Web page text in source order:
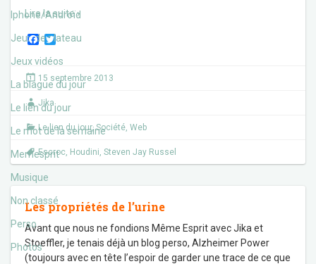
Iphone/Androïd
Jeux de plateau
Jeux vidéos
La blague du jour
Le lien du jour
Le mot de la semaine
Memesprit
Musique
Non classé
Perso
Photos
Lire la suite ›
F
c
e
b
o
T
i
t
r
15 septembre 2013
Jika
Le lien du jour,Société, Web
Escroc, Houdini, Steven Jay Russel
Les propriétés de l’urine
Avant que nous ne fondions Même Esprit avec Jika et
Stoeffler, je tenais déjà un blog perso, Alzheimer Power
(toujours avec en tête l’espoir de garder une trace de ce que